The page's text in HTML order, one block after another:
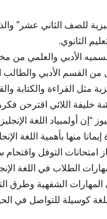
اللغة الإنجليزية للصف
الثانوي.
الأدبي والعلمي من
القسم الأدبي والطالب
مثل القراءة والكتابة
خليفة اللائي اقترحن فكرة
“إن أولمبياد اللغة
منها بأهمية اللغة
امتحانات التوفل
الطلاب في اللغة
الشفهية وطرق
كوسيلة للتواصل في